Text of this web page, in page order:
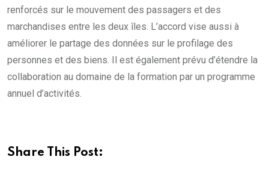
renforcés sur le mouvement des passagers et des
marchandises entre les deux îles. L’accord vise aussi à
améliorer le partage des données sur le profilage des
personnes et des biens. Il est également prévu d’étendre la
collaboration au domaine de la formation par un programme
annuel d’activités.
Share This Post: